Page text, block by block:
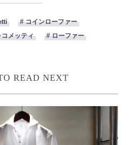
# コインローファー
メッティ
# ローファー
READ NEXT